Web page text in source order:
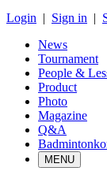
Login | Sign in |
News
Tournament
People &
Product
Photo
Magazine
Q&A
MENU